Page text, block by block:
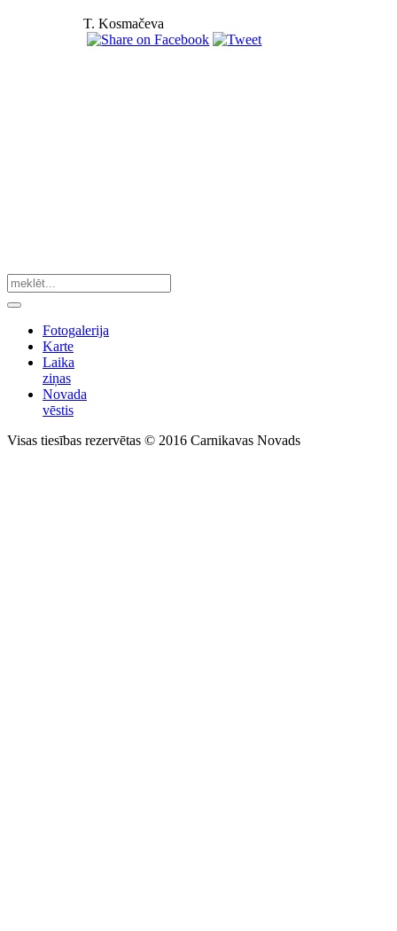
T. Kosmačeva
Fotogalerija
Karte
Laika
ziņas
Novada
vēstis
Visas tiesības rezervētas © 2016 Carnikavas Novads